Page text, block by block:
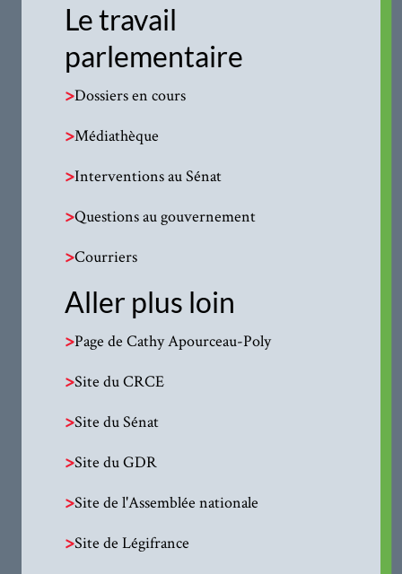
Le travail
parlementaire
>Dossiers en cours
>Médiathèque
>Interventions au Sénat
>Questions au gouvernement
>Courriers
Aller plus loin
>Page de Cathy Apourceau-Poly
>Site du CRCE
>Site du Sénat
>Site du GDR
>Site de l'Assemblée nationale
>Site de Légifrance